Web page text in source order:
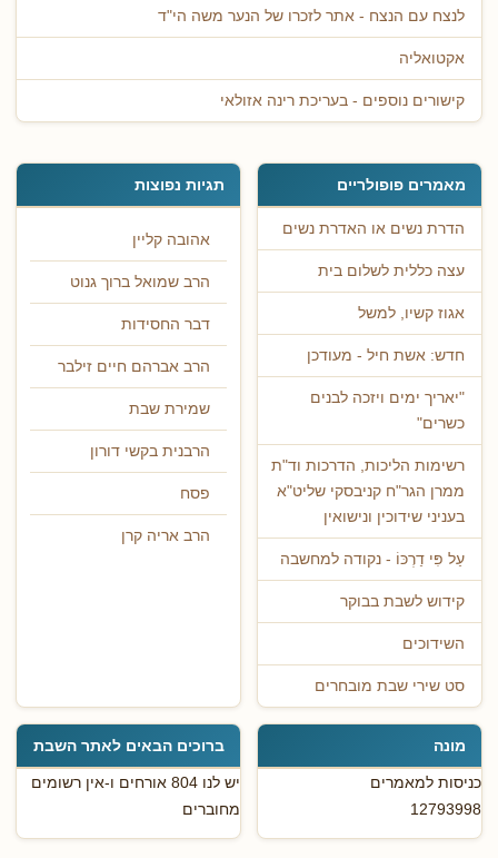
לנצח עם הנצח - אתר לזכרו של הנער משה הי"ד
אקטואליה
קישורים נוספים - בעריכת רינה אזולאי
מאמרים פופולריים
הדרת נשים או האדרת נשים
עצה כללית לשלום בית
אגוז קשיו, למשל
חדש: אשת חיל - מעודכן
"יאריך ימים ויזכה לבנים
כשרים"
רשימות הליכות, הדרכות וד"ת
ממרן הגר"ח קניבסקי שליט"א
בעניני שידוכין ונישואין
עַל פִּי דַרְכּוֹ - נקודה למחשבה
קידוש לשבת בבוקר
השידוכים
סט שירי שבת מובחרים
תגיות נפוצות
אהובה קליין
הרב שמואל ברוך גנוט
דבר החסידות
הרב אברהם חיים זילבר
שמירת שבת
הרבנית בקשי דורון
פסח
הרב אריה קרן
מונה
כניסות למאמרים
12793998
ברוכים הבאים לאתר השבת
יש לנו 804 אורחים ו-אין רשומים
מחוברים